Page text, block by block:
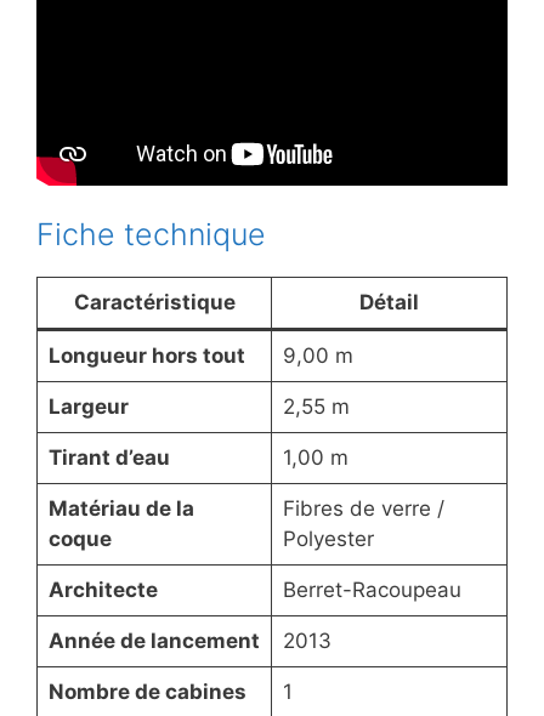
Fiche technique
Caractéristique Détail
Longueur hors tout 9,00 m
Largeur 2,55 m
Tirant d’eau 1,00 m
Matériau de la
coque
Fibres de verre /
Polyester
Architecte Berret-Racoupeau
Année de lancement 2013
Nombre de cabines 1